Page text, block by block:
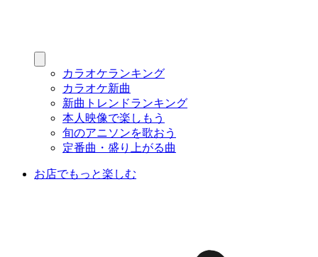
カラオケランキング
カラオケ新曲
新曲トレンドランキング
本人映像で楽しもう
旬のアニソンを歌おう
定番曲・盛り上がる曲
お店でもっと楽しむ